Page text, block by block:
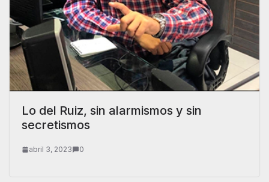
Lo del Ruiz, sin alarmismos y sin
secretismos
abril 3, 2023 0